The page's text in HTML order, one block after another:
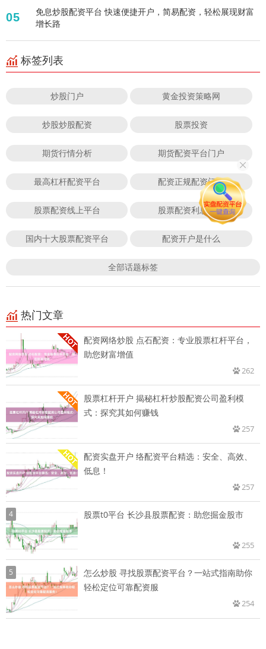
05
免息炒股配资平台 快速便捷开户，简易配资，轻松展现财富
增长路
标签列表
炒股门户 黄金投资策略网
炒股炒股配资 股票投资
期货行情分析 期货配资平台门户
最高杠杆配资平台 配资正规配资门户
股票配资线上平台 股票配资利息最低
国内十大股票配资平台 配资开户是什么
全部话题标签
热门文章
配资网络炒股 点石配资：专业股票杠杆平台，
助您财富增值
262
股票杠杆开户 揭秘杠杆炒股配资公司盈利模
式：探究其如何赚钱
257
配资实盘开户 络配资平台精选：安全、高效、
低息！
257
4 股票t0平台 长沙县股票配资：助您掘金股市
255
5
怎么炒股 寻找股票配资平台？一站式指南助你
轻松定位可靠配资服
254